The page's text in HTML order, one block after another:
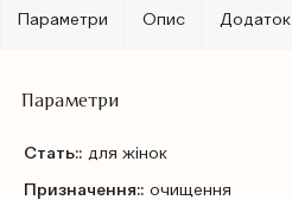
Параметри Опис Додаток
Параметри
Стать:: для жінок
Призначення:: очищення